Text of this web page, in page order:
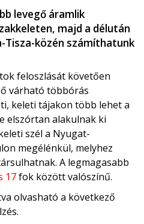
levegő áramlik
majd a délután
Tisza-közén számíthatunk
feloszlását követően
várható többórás
keleti tájakon több lehet a
elszórtan alakulnak ki
szél a Nyugat-
megélénkül, melyhez
A legmagasabb
17fok között valószínű.
olvasható a következő